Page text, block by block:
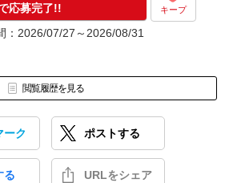
応募完了!! キープ
：2026/07/27～2026/08/31
閲覧履歴を見る
ーク ポストする
る URLをシェア